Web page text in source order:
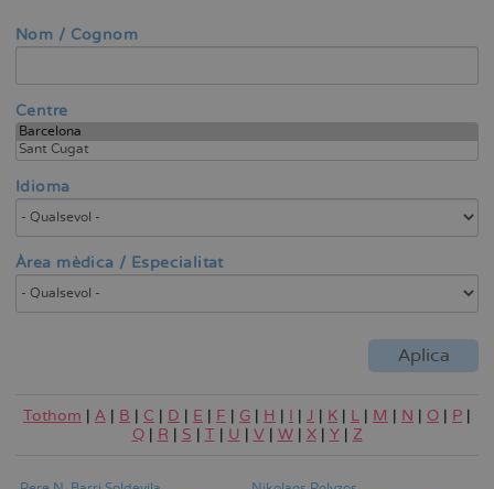
Nom / Cognom
Centre
Idioma
Àrea mèdica / Especialitat
Tothom | A | B | C | D | E | F | G | H | I | J | K | L | M | N | O | P |
Q| R | S | T | U | V | W| X| Y| Z